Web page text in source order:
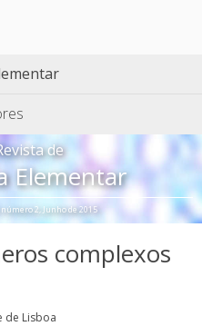
de
Elementar
2, Junho de 2015
complexos
de Lisboa